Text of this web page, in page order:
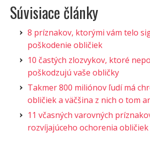
Súvisiace články
8 príznakov, ktorými vám telo
poškodenie obličiek
10 častých zlozvykov, ktoré
poškodzujú vaše obličky
Takmer 800 miliónov ľudí má
obličiek a väčšina z nich o tom
11 včasných varovných
rozvíjajúceho ochorenia obličiek